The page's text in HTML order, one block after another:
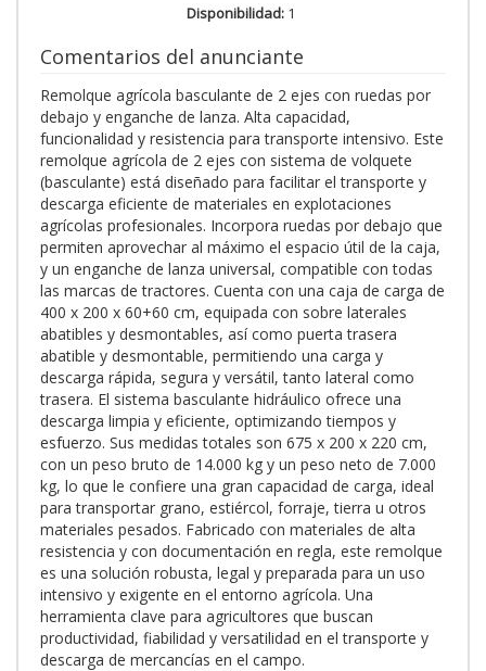
Disponibilidad:1
Comentarios del anunciante
Remolque agrícola basculante de 2 ejes con ruedas por
debajo y enganche de lanza. Alta capacidad,
funcionalidad y resistencia para transporte intensivo. Este
remolque agrícola de 2 ejes con sistema de volquete
(basculante) está diseñado para facilitar el transporte y
descarga eficiente de materiales en explotaciones
agrícolas profesionales. Incorpora ruedas por debajo que
permiten aprovechar al máximo el espacio útil de la caja,
y un enganche de lanza universal, compatible con todas
las marcas de tractores. Cuenta con una caja de carga de
400 x 200 x 60+60 cm, equipada con sobre laterales
abatibles y desmontables, así como puerta trasera
abatible y desmontable, permitiendo una carga y
descarga rápida, segura y versátil, tanto lateral como
trasera. El sistema basculante hidráulico ofrece una
descarga limpia y eficiente, optimizando tiempos y
esfuerzo. Sus medidas totales son 675 x 200 x 220 cm,
con un peso bruto de 14.000 kg y un peso neto de 7.000
kg, lo que le confiere una gran capacidad de carga, ideal
para transportar grano, estiércol, forraje, tierra u otros
materiales pesados. Fabricado con materiales de alta
resistencia y con documentación en regla, este remolque
es una solución robusta, legal y preparada para un uso
intensivo y exigente en el entorno agrícola. Una
herramienta clave para agricultores que buscan
productividad, fiabilidad y versatilidad en el transporte y
descarga de mercancías en el campo.